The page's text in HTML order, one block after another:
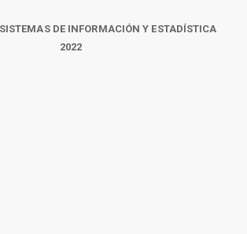
DE INFORMACIÓN Y ESTADÍSTICA
2022